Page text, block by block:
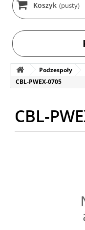
Koszyk (pusty)
Podzespoły
CBL-PWEX-0705
CBL-